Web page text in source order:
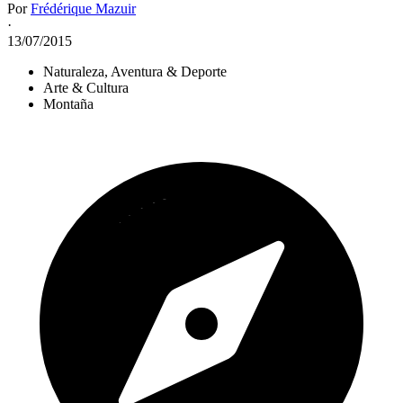
PorFrédérique Mazuir
·
13/07/2015
Naturaleza, Aventura & Deporte
Arte & Cultura
Montaña